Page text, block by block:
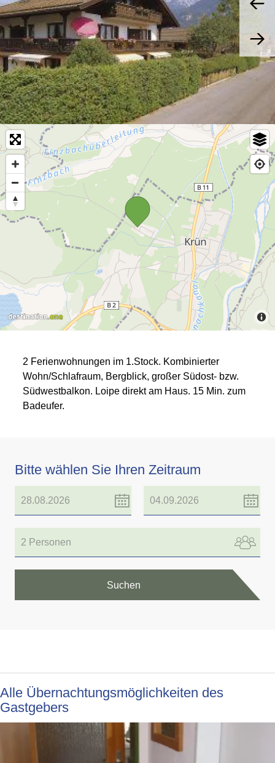
2 Ferienwohnungen im 1.Stock. Kombinierter
Wohn/Schlafraum, Bergblick, großer Südost- bzw.
Südwestbalkon. Loipe direkt am Haus. 15 Min. zum
Badeufer.
Bitte wählen Sie Ihren Zeitraum
2 Personen
Suchen
Alle Übernachtungsmöglichkeiten des
Gastgebers